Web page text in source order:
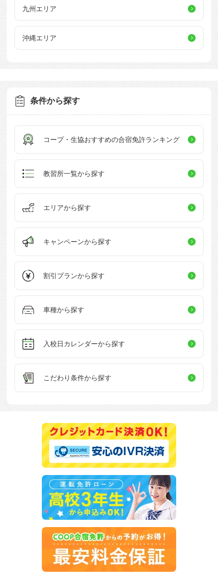
九州エリア
沖縄エリア
条件から探す
コープ・生協おすすめの合宿免許ランキング
教習所一覧から探す
エリアから探す
キャンペーンから探す
割引プランから探す
車種から探す
入校日カレンダーから探す
こだわり条件から探す